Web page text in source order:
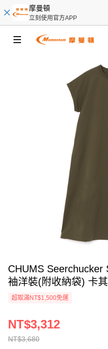
摩曼頓
立刻使用官方APP
CHUMS Seerchucker
袖洋裝(附收納袋) 卡
超取滿NT$1,500免運
NT$3,680
NT$3,312